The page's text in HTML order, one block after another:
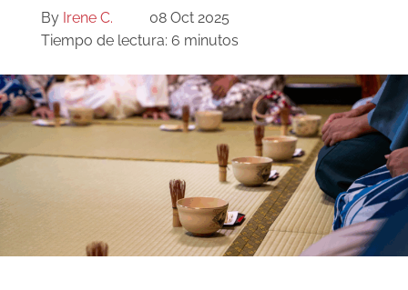
By Irene C.
08 Oct 2025
Tiempo de lectura: 6 minutos